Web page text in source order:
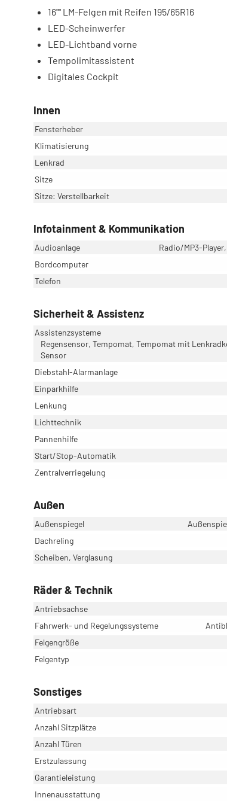
16"" LM-Felgen mit Reifen 195/65R16
LED-Scheinwerfer
LED-Lichtband vorne
Tempolimitassistent
Digitales Cockpit
Innen
Fensterheber
Klimatisierung
Lenkrad
Sitze
Sitze: Verstellbarkeit
Infotainment & Kommunikation
Audioanlage
Radio/MP3-
Bordcomputer
Telefon
Sicherheit & Assistenz
Assistenzsysteme
Regensensor, Tempomat, Tempomat mit
Sensor
Diebstahl-Alarmanlage
Einparkhilfe
Lenkung
Lichttechnik
Pannenhilfe
Start/Stop-Automatik
Zentralverriegelung
Außen
Außenspiegel
Dachreling
Scheiben, Verglasung
Räder & Technik
Antriebsachse
Fahrwerk- und Regelungssysteme
Felgengröße
Felgentyp
Sonstiges
Antriebsart
Anzahl Sitzplätze
Anzahl Türen
Erstzulassung
Garantieleistung
Innenausstattung